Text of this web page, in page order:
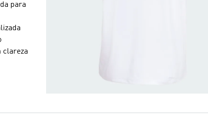
para
clareza